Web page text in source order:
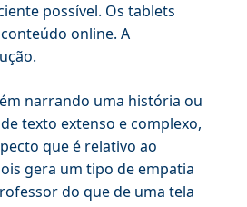
possível. Os tablets
online. A
narrando uma história ou
texto extenso e complexo,
que é relativo ao
gera um tipo de empatia
do que de uma tela